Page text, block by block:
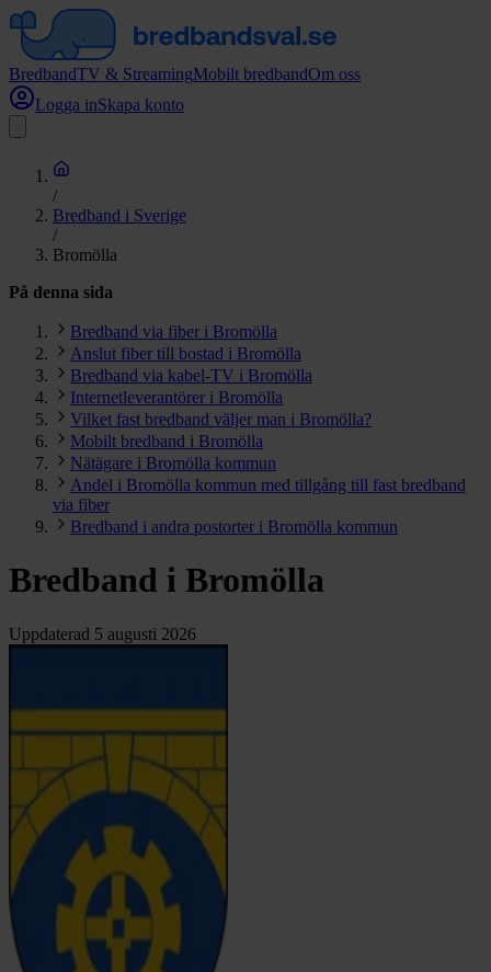
BredbandTV & StreamingMobilt bredbandOm oss
Logga inSkapa konto
/
Bredband i Sverige
/
Bromölla
På denna sida
Bredband via fiber i Bromölla
Anslut fiber till bostad i Bromölla
Bredband via kabel-TV i Bromölla
Internetleverantörer i Bromölla
Vilket fast bredband väljer man i Bromölla?
Mobilt bredband i Bromölla
Nätägare i Bromölla kommun
Andel i Bromölla kommun med tillgång till fast bredband
via fiber
Bredband i andra postorter i Bromölla kommun
Bredband i Bromölla
Uppdaterad 5 augusti 2026